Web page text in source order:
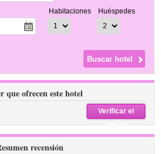
Habitaciones Huéspedes
que ofrecen este hotel
Verificar el
precio
recensión